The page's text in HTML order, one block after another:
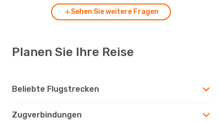
Sehen Sie weitere Fragen
Planen Sie Ihre Reise
Beliebte Flugstrecken
Zugverbindungen